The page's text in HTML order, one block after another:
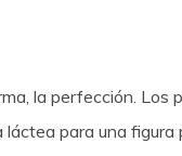
la perfección. Los
para una